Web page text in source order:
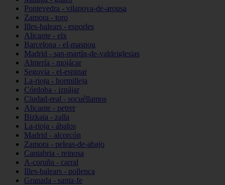
Pontevedra - vilanova-de-arousa
Zamora - toro
Illes-balears - esporles
Alicante - elx
Barcelona - el-masnou
Madrid - san-martín-de-valdeiglesias
Almería - mojácar
Segovia - el-espinar
La-rioja - hormilleja
Córdoba - iznájar
Ciudad-real - socuéllamos
Alicante - petrer
Bizkaia - zalla
La-rioja - ábalos
Madrid - alcorcón
Zamora - peleas-de-abajo
Cantabria - reinosa
A-coruña - carral
Illes-balears - pollença
Granada - santa-fe